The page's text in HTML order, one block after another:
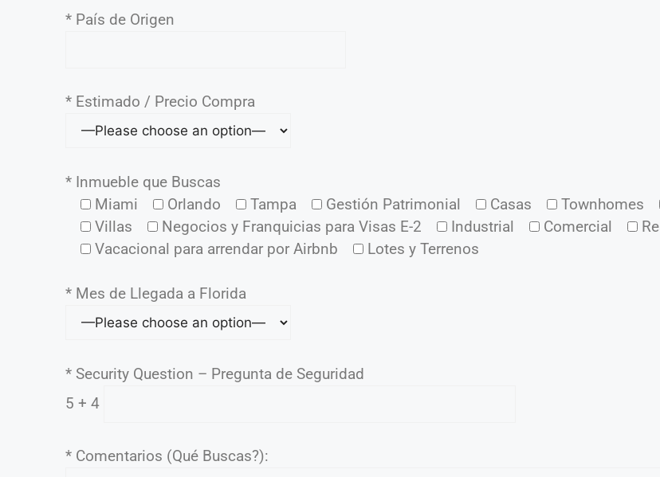
* País de Origen
* Estimado / Precio Compra
* Inmueble que Buscas
Miami
Orlando Tampa Gestión Patrimonial Casas Townhomes
Villas
Negocios y Franquicias para Visas E-2 Industrial Comercial
Vacacional para arrendar por Airbnb
Lotes y Terrenos
* Mes de Llegada a Florida
* Security Question – Pregunta de Seguridad
5 + 4
* Comentarios (Qué Buscas?):